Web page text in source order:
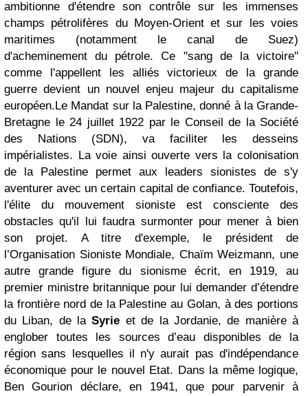
ambitionne d'étendre son contrôle sur les immenses
champs pétrolifères du Moyen-Orient et sur les voies
maritimes (notamment le canal de Suez)
d'acheminement du pétrole. Ce "sang de la victoire"
comme l'appellent les alliés victorieux de la grande
guerre devient un nouvel enjeu majeur du capitalisme
européen. Le Mandat sur la Palestine, donné à la Grande-
Bretagne le 24 juillet 1922 par le Conseil de la Société
des Nations (SDN), va faciliter les desseins
impérialistes. La voie ainsi ouverte vers la colonisation
de la Palestine permet aux leaders sionistes de s'y
aventurer avec un certain capital de confiance. Toutefois,
l'élite du mouvement sioniste est consciente des
obstacles qu'il lui faudra surmonter pour mener à bien
son projet. A titre d'exemple, le président de
l’Organisation Sioniste Mondiale, Chaïm Weizmann, une
autre grande figure du sionisme écrit, en 1919, au
premier ministre britannique pour lui demander d’étendre
la frontière nord de la Palestine au Golan, à des portions
du Liban, de laSyrie et de la Jordanie, de manière à
englober toutes les sources d’eau disponibles de la
région sans lesquelles il n'y aurait pas d'indépendance
économique pour le nouvel Etat. Dans la même logique,
Ben Gourion déclare, en 1941, que pour parvenir à